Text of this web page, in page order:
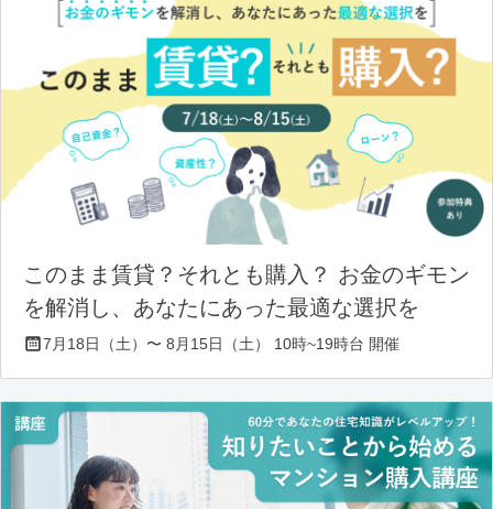
このまま賃貸？それとも購入？ お金のギモン
を解消し、あなたにあった最適な選択を
7月18日（土）〜 8月15日（土） 10時~19時台 開催